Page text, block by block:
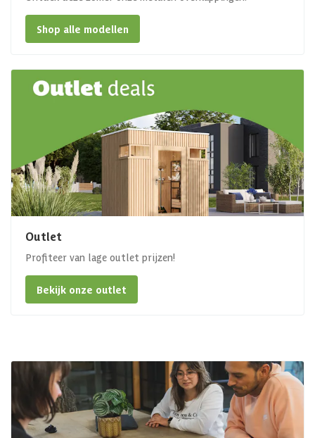
Shop alle modellen
Outlet
Profiteer van lage outlet prijzen!
Bekijk onze outlet